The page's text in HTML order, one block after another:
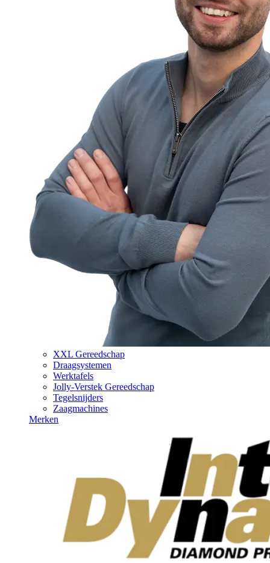
XXL Gereedschap
Draagsystemen
Werktafels
Jolly-Verstek Gereedschap
Tegelsnijders
Zaagmachines
Merken